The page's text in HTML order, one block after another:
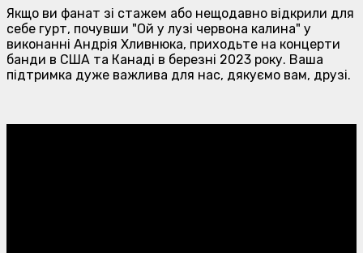
Якщо ви фанат зі стажем або нещодавно відкрили для
себе гурт, почувши "Ой у лузі червона калина" у
виконанні Андрія Хливнюка, приходьте на концерти
банди в США та Канаді в березні 2023 року. Ваша
підтримка дуже важлива для нас, дякуємо вам, друзі.